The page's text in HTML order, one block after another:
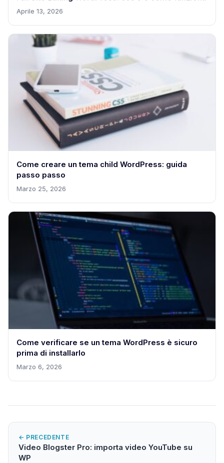
Aprile 13, 2026
Come creare un tema child WordPress: guida
passo passo
Marzo 25, 2026
Come verificare se un tema WordPress è sicuro
prima di installarlo
Marzo 6, 2026
← PRECEDENTE
Video Blogster Pro: importa video YouTube su
WP